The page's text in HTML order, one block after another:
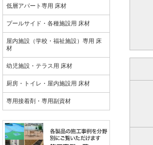
低層アパート専用 床材
プールサイド・各種施設用 床材
屋内施設（学校・福祉施設）専用 床
材
幼児施設・テラス用 床材
厨房・トイレ・屋内施設用 床材
専用接着剤・専用副資材